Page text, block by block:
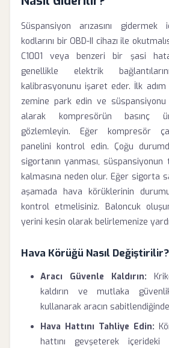
Süspansiyon arızasını
kodlarını bir OBD-II cihazı ile
C1001 veya benzeri bir şasi
genellikle elektrik
kalibrasyonunu işaret eder. İlk
zemine park edin ve
alarak kompresörün basınç
gözlemleyin. Eğer kompresör
panelini kontrol edin. Çoğu
sigortanın yanması, süspansiyonun
kalmasına neden olur. Eğer sigorta
aşamada hava körüklerinin
kontrol etmelisiniz. Baloncuk
yerini kesin olarak belirlemenize
Hava Körüğü Nasıl Değiştirilir?
Aracı Güvenle Kaldırın:
kaldırın ve mutlaka
kullanarak aracın
Hava Hattını Tahliye Edin:
hattını gevşeterek içerideki